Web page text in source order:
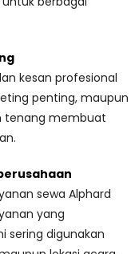
kesan profesional
penting, maupun
tenang membuat
sewa Alphard
yang
sering digunakan